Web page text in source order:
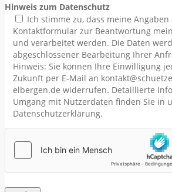
Hinweis zum Datenschutz
Ich stimme zu, dass meine Angaben
Kontaktformular zur Beantwortung
und verarbeitet werden. Die Daten
abgeschlossener Bearbeitung Ihrer
Hinweis: Sie können Ihre Einwilligung
Zukunft per E-Mail an
elbergen.de widerrufen. Detaillierte
Umgang mit Nutzerdaten finden Sie in
Datenschutzerklärung.